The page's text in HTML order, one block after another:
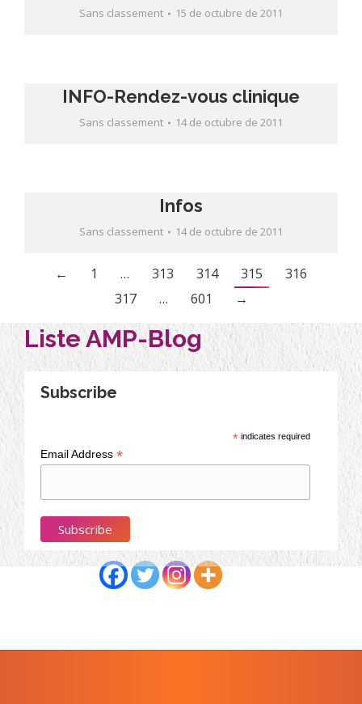
Sans classement 15 de octubre de 2011
INFO-Rendez-vous clinique
Sans classement 14 de octubre de 2011
Infos
Sans classement 14 de octubre de 2011
← 1 … 313 314 315
316
317
… 601 →
Liste AMP-Blog
Subscribe
* indicates required
Email Address *
Partagez cet article